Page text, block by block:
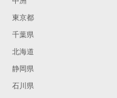
東京都
千葉県
北海道
静岡県
石川県